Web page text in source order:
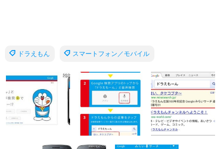
ドラえもん スマートフォン／モバイル